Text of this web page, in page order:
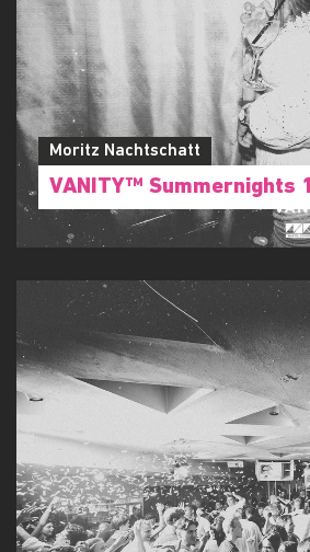
Moritz Nachtschatt
VANITY™ Summernights